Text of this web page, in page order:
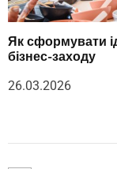
Як сформувати
бізнес-заходу
26.03.2026